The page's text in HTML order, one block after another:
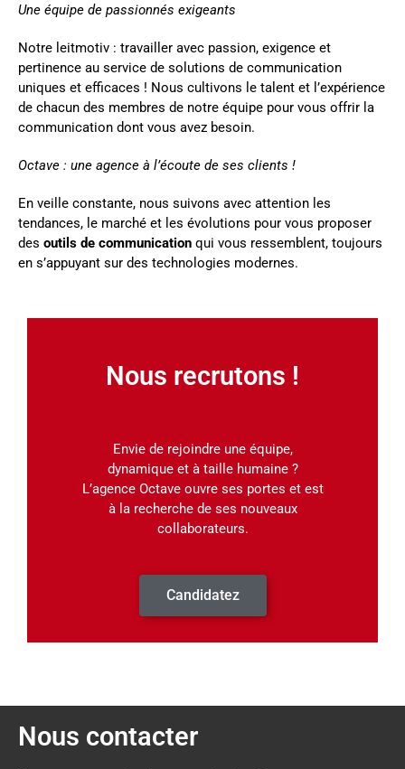
Une équipe de passionnés exigeants
Notre leitmotiv : travailler avec passion, exigence et
pertinence au service de solutions de communication
uniques et efficaces ! Nous cultivons le talent et l’expérience
de chacun des membres de notre équipe pour vous offrir la
communication dont vous avez besoin.
Octave : une agence à l’écoute de ses clients !
En veille constante, nous suivons avec attention les
tendances, le marché et les évolutions pour vous proposer
des outils de communication qui vous ressemblent, toujours
en s’appuyant sur des technologies modernes.
Nous recrutons !
Envie de rejoindre une équipe,
dynamique et à taille humaine ?
L’agence Octave ouvre ses portes et est
à la recherche de ses nouveaux
collaborateurs.
Candidatez
Nous contacter